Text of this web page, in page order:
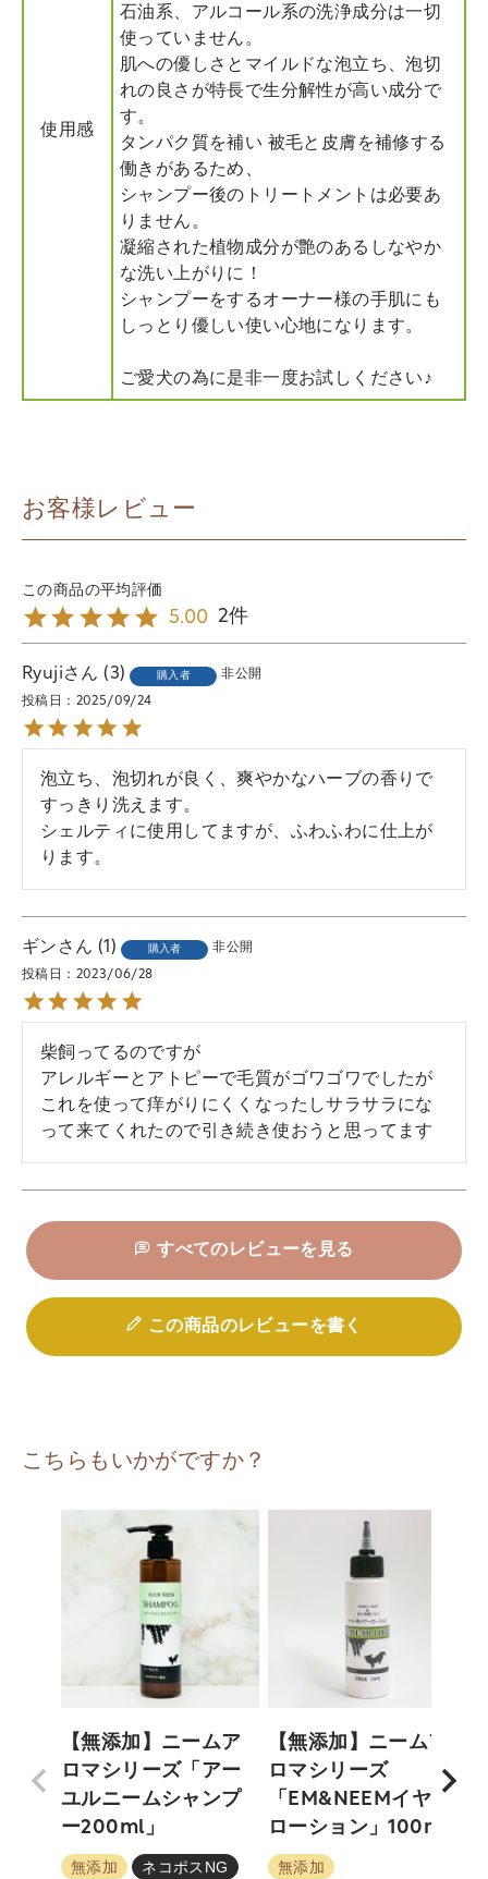
使用感
石油系、アルコール系の洗浄成分は一切
使っていません。
肌への優しさとマイルドな泡立ち、泡切
れの良さが特長で生分解性が高い成分で
す。
タンパク質を補い 被毛と皮膚を補修する
働きがあるため、
シャンプー後のトリートメントは必要あ
りません。
凝縮された植物成分が艶のあるしなやか
な洗い上がりに！
シャンプーをするオーナー様の手肌にも
しっとり優しい使い心地になります。
ご愛犬の為に是非一度お試しください♪
お客様レビュー
5.00 2
Ryuji 3 購入者 非公開
投稿日 2025/09/24
泡立ち、泡切れが良く、爽やかなハーブの香りで
すっきり洗えます。
シェルティに使用してますが、ふわふわに仕上が
ります。
ギン 1 購入者 非公開
投稿日 2023/06/28
柴飼ってるのですが
アレルギーとアトピーで毛質がゴワゴワでしたが
これを使って痒がりにくくなったしサラサラにな
って来てくれたので引き続き使おうと思ってます
すべてのレビューを見る
この商品のレビューを書く
こちらもいかがですか？
【無添加】ニームア
ロマシリーズ「アー
ユルニームシャンプ
ー200ml」
無添加 ネコポスNG
【無添加】ニームア
ロマシリーズ
「EM&NEEMイヤー
ローション」100ml
無添加